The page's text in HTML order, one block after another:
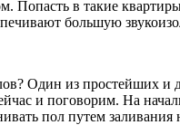
Попасть в такие
большую
Один из простейших
и поговорим. На
пол путем